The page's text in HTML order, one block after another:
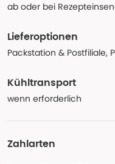
ab oder bei
Lieferoptionen
Packstation & Postfiliale,
Kühltransport
wenn erforderlich
Zahlarten